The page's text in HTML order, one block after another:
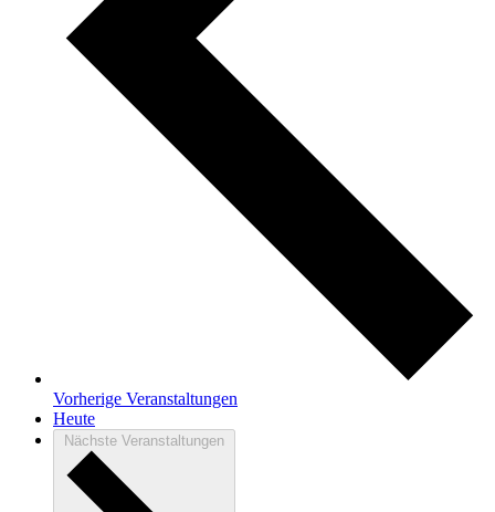
Vorherige Veranstaltungen
Heute
Nächste Veranstaltungen